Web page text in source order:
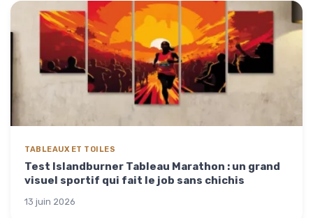
TABLEAUX ET TOILES
Test Islandburner Tableau Marathon : un grand
visuel sportif qui fait le job sans chichis
13 juin 2026